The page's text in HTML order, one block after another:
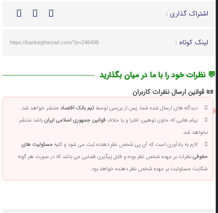
اشتراک گذاری :
لینک کوتاه : https://bankeghtesad.com/?p=246498
💬 نظرات خود را با ما در میان بگذارید
📜 قوانین ارسال نظرات کاربران
دیدگاه های ارسال شده شما، پس از بررسی توسطتیم بانک اقتصادمنتشر خواهد شد.
پیام هایی که حاوی توهین، افترا و یا خلافقوانین جمهوری اسلامی ایرانباشد منتشر
نخواهد شد.
لازم به یادآوری است که آی پی شخص نظر دهنده ثبت می شود و کلیهمسئولیت های
حقوقینظرات بر عهده شخص نظر بوده و قابل پیگیری قضایی می باشد که در صورت هر گونه
شکایت مسئولیت بر عهده شخص نظر دهنده خواهد بود.